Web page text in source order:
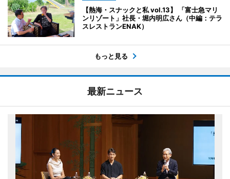
【熱海・スナックと私 vol.13】 「富士急マリ
ンリゾート」社長・堀内明広さん（中編：テラ
スレストランENAK）
もっと見る
最新ニュース